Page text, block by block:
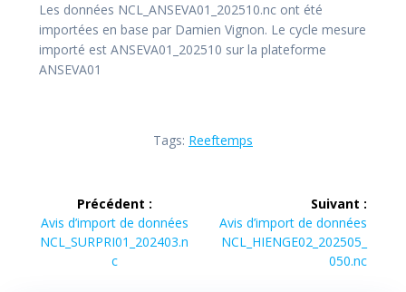
Les données NCL_ANSEVA01_202510.nc ont été
importées en base par Damien Vignon. Le cycle mesure
importé est ANSEVA01_202510 sur la plateforme
ANSEVA01
Tags: Reeftemps
Navigation
de
l’article
Précédent :
Article
précédent :
Avis d’import de données
NCL_SURPRI01_202403.n
c
Suivant :
Article
suivant :
Avis d’import de données
NCL_HIENGE02_202505_
050.nc